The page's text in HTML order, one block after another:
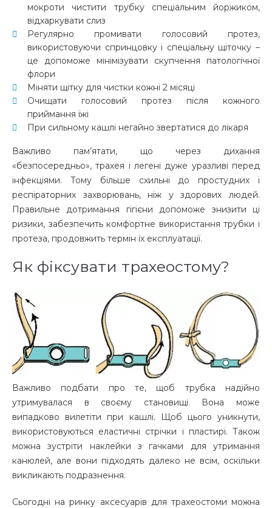
мокроти чистити трубку спеціальним йоржиком,
відхаркувати слиз
Регулярно промивати голосовий протез,
використовуючи спринцовку і спеціальну щіточку –
це допоможе мінімізувати скупчення патологічної
флори
Міняти щітку для чистки кожні 2 місяці
Очищати голосовий протез після кожного
приймання їжі
При сильному кашлі негайно звертатися до лікаря
Важливо пам’ятати, що через дихання
«безпосередньо», трахея і легені дуже уразливі перед
інфекціями. Тому більше схильні до простудних і
респіраторних захворювань, ніж у здорових людей.
Правильне дотримання гігієни допоможе знизити ці
ризики, забезпечить комфортне використання трубки і
протеза, продовжить термін їх експлуатації.
Як фіксувати трахеостому?
Важливо подбати про те, щоб трубка надійно
утримувалася в своєму становищі. Вона може
випадково вилетіти при кашлі. Щоб цього уникнути,
використовуються еластичні стрічки і пластирі. Також
можна зустріти наклейки з гачками для утримання
канюлей, але вони підходять далеко не всім, оскільки
викликають подразнення.
Сьогодні на ринку аксесуарів для трахеостоми можна